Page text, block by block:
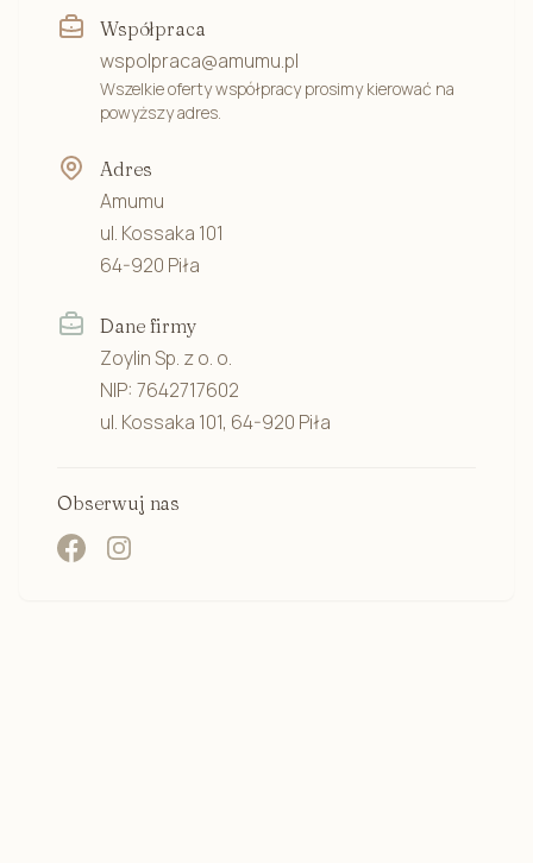
Współpraca
wspolpraca@amumu.pl
Wszelkie oferty współpracy prosimy kierować na
powyższy adres.
Adres
Amumu
ul. Kossaka 101
64-920 Piła
Dane firmy
Zoylin Sp. z o. o.
NIP: 7642717602
ul. Kossaka 101, 64-920 Piła
Obserwuj nas